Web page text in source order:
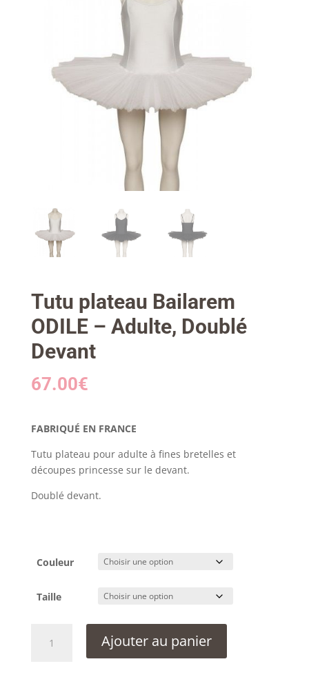
Tutu plateau Bailarem
ODILE – Adulte, Doublé
Devant
67.00€
FABRIQUÉ EN FRANCE
Tutu plateau pour adulte à fines bretelles et
découpes princesse sur le devant.
Doublé devant.
Couleur
Taille
Ajouter au panier